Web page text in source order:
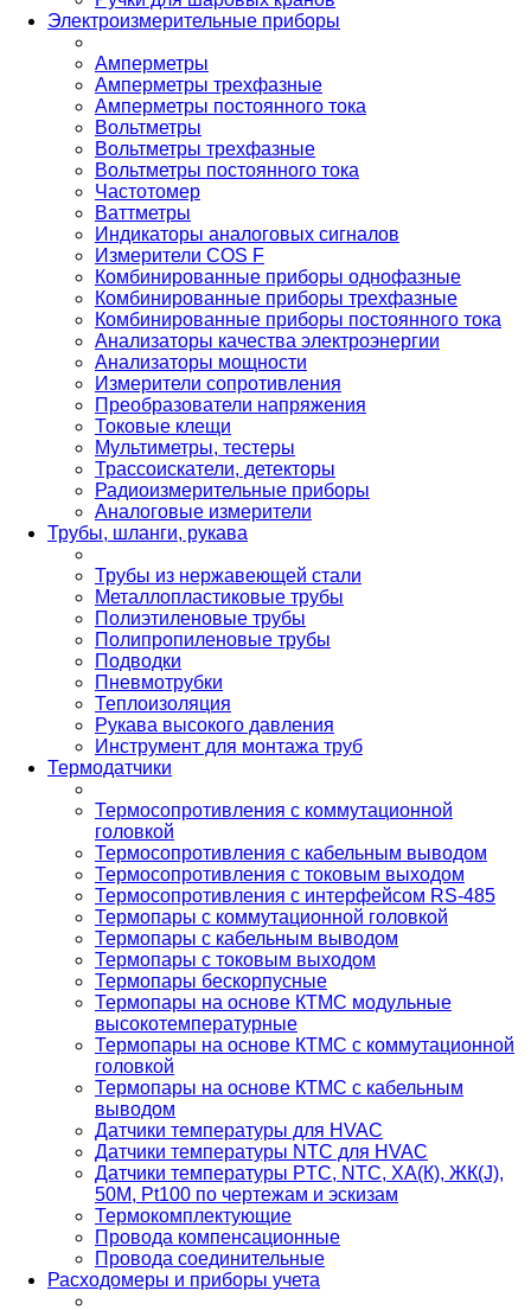
Электроизмерительные приборы
Амперметры
Амперметры трехфазные
Амперметры постоянного тока
Вольтметры
Вольтметры трехфазные
Вольтметры постоянного тока
Частотомер
Ваттметры
Индикаторы аналоговых сигналов
Измерители COS F
Комбинированные приборы однофазные
Комбинированные приборы трехфазные
Комбинированные приборы постоянного тока
Анализаторы качества электроэнергии
Анализаторы мощности
Измерители сопротивления
Преобразователи напряжения
Токовые клещи
Мультиметры, тестеры
Трассоискатели, детекторы
Радиоизмерительные приборы
Аналоговые измерители
Трубы, шланги, рукава
Трубы из нержавеющей стали
Металлопластиковые трубы
Полиэтиленовые трубы
Полипропиленовые трубы
Подводки
Пневмотрубки
Теплоизоляция
Рукава высокого давления
Инструмент для монтажа труб
Термодатчики
Термосопротивления с коммутационной
головкой
Термосопротивления с кабельным выводом
Термосопротивления с токовым выходом
Термосопротивления с интерфейсом RS-485
Термопары с коммутационной головкой
Термопары с кабельным выводом
Термопары с токовым выходом
Термопары бескорпусные
Термопары на основе КТМС модульные
высокотемпературные
Термопары на основе КТМС с коммутационной
головкой
Термопары на основе КТМС с кабельным
выводом
Датчики температуры для HVAC
Датчики температуры NTC для HVAC
Датчики температуры PTС, NTC, ХА(К), ЖК(J),
50М, Pt100 по чертежам и эскизам
Термокомплектующие
Провода компенсационные
Провода соединительные
Расходомеры и приборы учета